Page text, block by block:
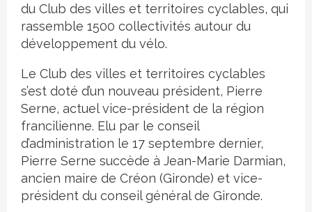
du Club des villes et territoires cyclables, qui
rassemble 1500 collectivités autour du
développement du vélo.
Le Club des villes et territoires cyclables
s’est doté d’un nouveau président, Pierre
Serne, actuel vice-président de la région
francilienne. Elu par le conseil
d’administration le 17 septembre dernier,
Pierre Serne succède à Jean-Marie Darmian,
ancien maire de Créon (Gironde) et vice-
président du conseil général de Gironde.